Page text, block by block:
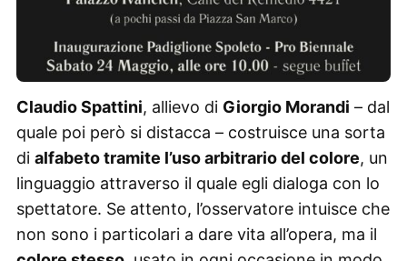
Claudio Spattini, allievo di Giorgio Morandi – dal
quale poi però si distacca – costruisce una sorta
di alfabeto tramite l’uso arbitrario del colore, un
linguaggio attraverso il quale egli dialoga con lo
spettatore. Se attento, l’osservatore intuisce che
non sono i particolari a dare vita all’opera, ma il